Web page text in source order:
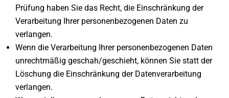
Prüfung haben Sie das Recht, die Einschränkung der
Verarbeitung Ihrer personenbezogenen Daten zu
verlangen.
Wenn die Verarbeitung Ihrer personenbezogenen Daten
unrechtmäßig geschah/geschieht, können Sie statt der
Löschung die Einschränkung der Datenverarbeitung
verlangen.